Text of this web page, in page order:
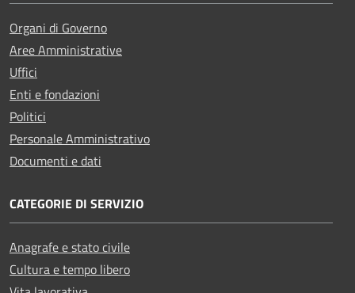
Organi di Governo
Aree Amministrative
Uffici
Enti e fondazioni
Politici
Personale Amministrativo
Documenti e dati
CATEGORIE DI SERVIZIO
Anagrafe e stato civile
Cultura e tempo libero